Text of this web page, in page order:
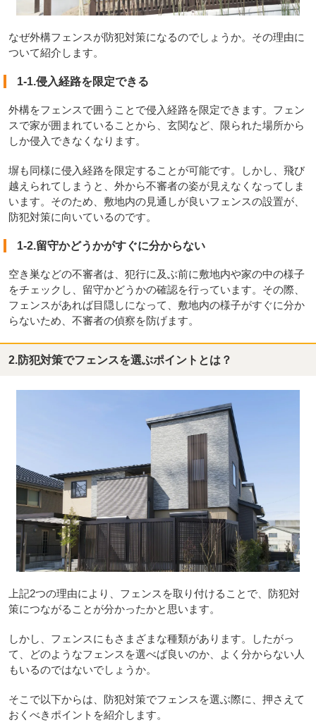
なぜ外構フェンスが防犯対策になるのでしょうか。その理由に
ついて紹介します。
1-1.侵入経路を限定できる
外構をフェンスで囲うことで侵入経路を限定できます。フェン
スで家が囲まれていることから、玄関など、限られた場所から
しか侵入できなくなります。
塀も同様に侵入経路を限定することが可能です。しかし、飛び
越えられてしまうと、外から不審者の姿が見えなくなってしま
います。そのため、敷地内の見通しが良いフェンスの設置が、
防犯対策に向いているのです。
1-2.留守かどうかがすぐに分からない
空き巣などの不審者は、犯行に及ぶ前に敷地内や家の中の様子
をチェックし、留守かどうかの確認を行っています。その際、
フェンスがあれば目隠しになって、敷地内の様子がすぐに分か
らないため、不審者の偵察を防げます。
2.防犯対策でフェンスを選ぶポイントとは？
上記2つの理由により、フェンスを取り付けることで、防犯対
策につながることが分かったかと思います。
しかし、フェンスにもさまざまな種類があります。したがっ
て、どのようなフェンスを選べば良いのか、よく分からない人
もいるのではないでしょうか。
そこで以下からは、防犯対策でフェンスを選ぶ際に、押さえて
おくべきポイントを紹介します。